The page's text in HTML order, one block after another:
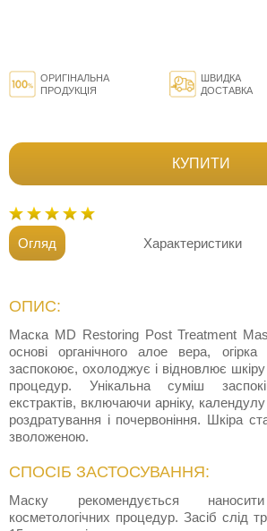
ОРИГІНАЛЬНА
ПРОДУКЦІЯ
ШВИДКА
ДОСТАВКА
КУПИТИ
Огляд Характеристики
ОПИС:
Маска MD Restoring Post Treatment
основі органічного алое вера,
заспокоює, охолоджує і відновлює
процедур. Унікальна суміш
екстрактів, включаючи арніку,
роздратування і почервоніння. Шкіра
зволоженою.
СПОСІБ ЗАСТОСУВАННЯ:
Маску рекомендується
косметологічних процедур. Засіб слід